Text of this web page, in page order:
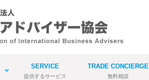
SERVICE
提供するサービス
TRADE CONCIERGE
無料相談